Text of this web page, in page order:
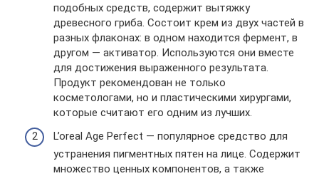
подобных средств, содержит вытяжку
древесного гриба. Состоит крем из двух частей в
разных флаконах: в одном находится фермент, в
другом — активатор. Используются они вместе
для достижения выраженного результата.
Продукт рекомендован не только
косметологами, но и пластическими хирургами,
которые считают его одним из лучших.
L’oreal Age Perfect — популярное средство для
устранения пигментных пятен на лице. Содержит
множество ценных компонентов, а также